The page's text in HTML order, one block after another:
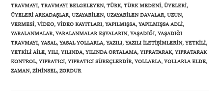
TRAVMAYI, TRAVMAYI BELGELEYEN, TÜRK, TÜRK MEDENI, ÜYELERI,
ÜYELERI ARKADAŞLAR, UZAYABILEN, UZAYABILEN DAVALAR, UZUN,
VERMESI, VIDEO, VIDEO KAYITLARI, YAPILMIŞSA, YAPILMIŞSA ADLI,
YARALANMALAR, YARALANMALAR EŞYALARIN, YAŞADIĞI, YAŞADIĞI
TRAVMAYI, YASAL, YASAL YOLLARLA, YAZILI, YAZILI ILETIŞIMLERIN, YETKILI,
YETKILI AILE, YILI, YILINDA, YILINDA ORTALAMA, YIPRATARAK, YIPRATARAK
KONTROL, YIPRATICI, YIPRATICI SÜREÇLERDIR, YOLLARLA, YOLLARLA ELDE,
ZAMAN, ZIHINSEL, ZORDUR